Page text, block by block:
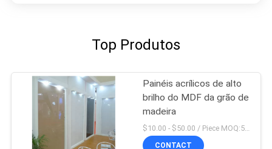
Top Produtos
Painéis acrílicos de alto
brilho do MDF da grão de
madeira
$10.00 - $50.00 / Piece MOQ:50 partes/partes
CONTACT